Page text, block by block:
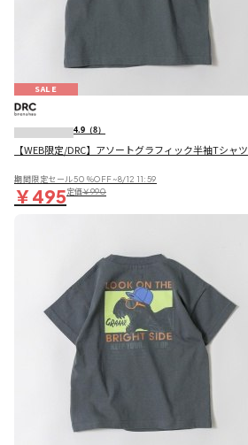
SALE
4.9 （8）
【WEB限定/DRC】アソートグラフィック半袖Tシャツ
期間限定セール50％OFF~8/12 11:59
￥495定価￥990